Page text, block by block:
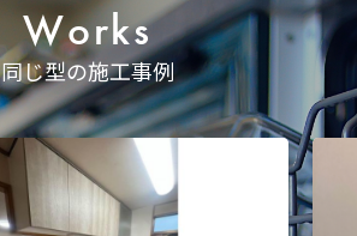
Works
同じ型の施工事例